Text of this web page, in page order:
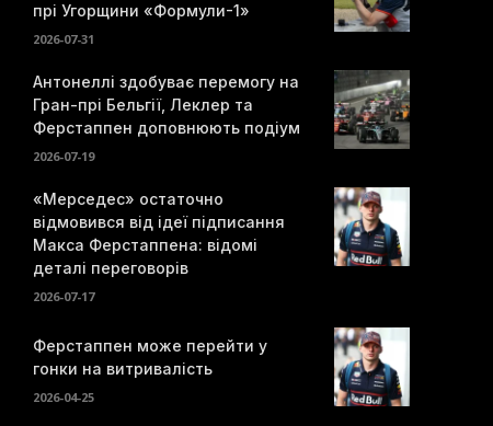
прі Угорщини «Формули-1»
2026-07-31
Антонеллі здобуває перемогу на
Гран-прі Бельгії, Леклер та
Ферстаппен доповнюють подіум
2026-07-19
«Мерседес» остаточно
відмовився від ідеї підписання
Макса Ферстаппена: відомі
деталі переговорів
2026-07-17
Ферстаппен може перейти у
гонки на витривалість
2026-04-25